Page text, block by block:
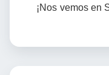
¡Nos vemos en